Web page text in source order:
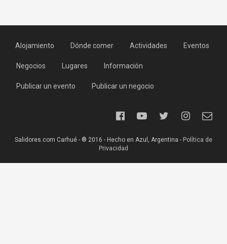
Alojamiento Dónde comer Actividades Eventos
Negocios Lugares Información
Publicar un evento Publicar un negocio
Salidores.com Carhué - ® 2016 - Hecho en Azul, Argentina - Política de
Privacidad